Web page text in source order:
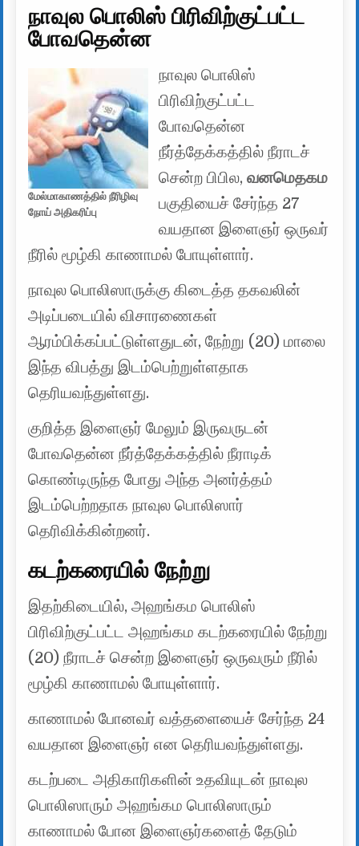
நாவுல பொலிஸ் பிரிவிற்குட்பட்ட
போவதென்ன
மேல்மாகாணத்தில் நீரிழிவு
நோய் அதிகரிப்பு
நாவுல பொலிஸ்
பிரிவிற்குட்பட்ட
போவதென்ன
நீர்த்தேக்கத்தில் நீராடச்
சென்ற பிபில,வனமெதகம
பகுதியைச் சேர்ந்த 27
வயதான இளைஞர் ஒருவர்
நீரில் மூழ்கி காணாமல் போயுள்ளார்.
நாவுல பொலிஸாருக்கு கிடைத்த தகவலின்
அடிப்படையில் விசாரணைகள்
ஆரம்பிக்கப்பட்டுள்ளதுடன், ​​நேற்று (20) மாலை
இந்த விபத்து இடம்பெற்றுள்ளதாக
தெரியவந்துள்ளது.
குறித்த இளைஞர் மேலும் இருவருடன்
போவதென்ன நீர்த்தேக்கத்தில் நீராடிக்
கொண்டிருந்த போது அந்த அனர்த்தம்
இடம்பெற்றதாக நாவுல பொலிஸார்
தெரிவிக்கின்றனர்.
கடற்கரையில் நேற்று
இதற்கிடையில், அஹங்கம பொலிஸ்
பிரிவிற்குட்பட்ட அஹங்கம கடற்கரையில் நேற்று
(20) நீராடச் சென்ற இளைஞர் ஒருவரும் நீரில்
மூழ்கி காணாமல் போயுள்ளார்.
காணாமல் போனவர் வத்தளையைச் சேர்ந்த 24
வயதான இளைஞர் என தெரியவந்துள்ளது.
கடற்படை அதிகாரிகளின் உதவியுடன் நாவுல
பொலிஸாரும் அஹங்கம பொலிஸாரும்
காணாமல் போன இளைஞர்களைத் தேடும்